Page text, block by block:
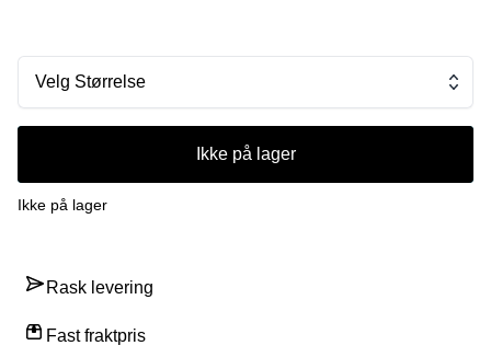
Adjustable Sleeve Cuff Corduroy Details At Interior Collar Stand,
Under Chest Pocket Flaps Fit: Relaxed Fit Material: 82%
Polyester 11% Wool 6% Nylon 1% Other
Velg Størrelse
Ikke på lager
Ikke på lager
Rask levering
Fast fraktpris